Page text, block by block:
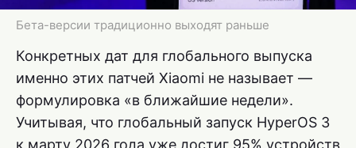
Бета-версии традиционно выходят раньше
Конкретных дат для глобального выпуска
именно этих патчей Xiaomi не называет —
формулировка «в ближайшие недели».
Учитывая, что глобальный запуск HyperOS 3
к марту 2026 года уже достиг 95% устройств